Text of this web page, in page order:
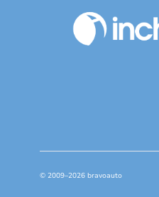
© 2009–2026 bravoauto